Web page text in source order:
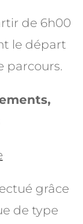
de 6h00
le départ
parcours.
grâce
de type